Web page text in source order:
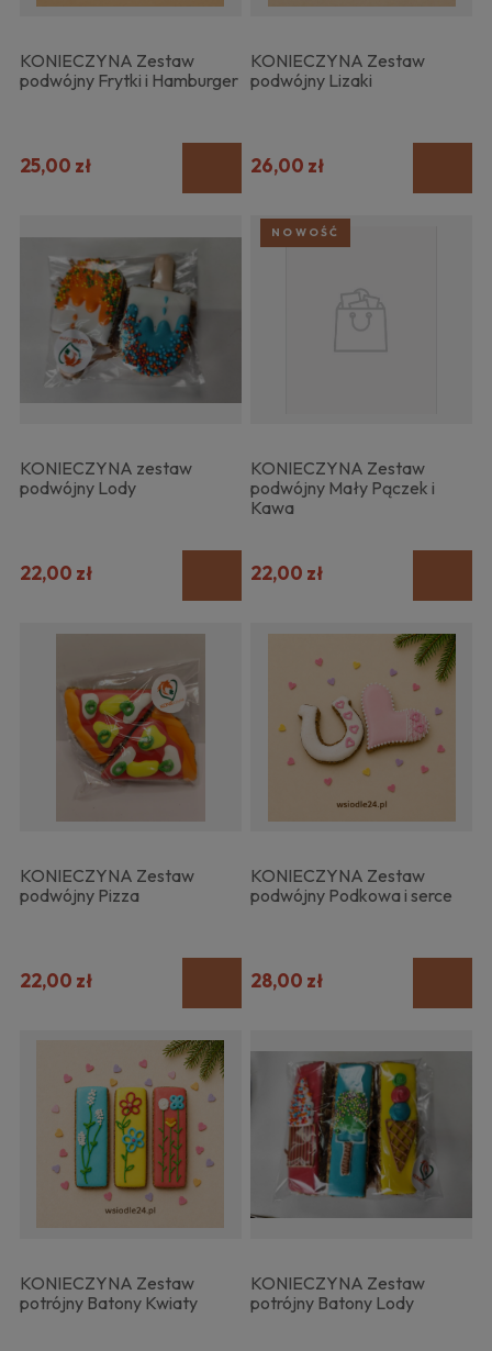
KONIECZYNA Zestaw
podwójny Frytki i Hamburger
25,00 zł
KONIECZYNA Zestaw
podwójny Lizaki
26,00 zł
KONIECZYNA zestaw
podwójny Lody
22,00 zł
KONIECZYNA Zestaw
podwójny Mały Pączek i
Kawa
22,00 zł
NOWOŚĆ
KONIECZYNA Zestaw
podwójny Pizza
22,00 zł
KONIECZYNA Zestaw
podwójny Podkowa i serce
28,00 zł
KONIECZYNA Zestaw
potrójny Batony Kwiaty
KONIECZYNA Zestaw
potrójny Batony Lody